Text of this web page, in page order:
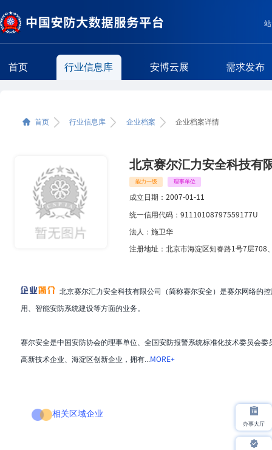
首页 行业信息库 安博云展 需求发布
相关区域企业
首页 行业信息库 企业档案 企业档案详情
北京赛尔汇力安全科技有
能力一级 理事单位
成立日期：2007-01-11
统一信用代码：91110108797559177U
法人：施卫华
注册地址：北京市海淀区知春路1号7层708
北京赛尔汇力安全科技有限公司（简称赛尔安全）是赛尔网络的
用、智能安防系统建设等方面的业务。
赛尔安全是中国安防协会的理事单位、全国安防报警系统标准化技术委员会
高新技术企业、海淀区创新企业，拥有... MORE+
相关区域企业
办事大厅